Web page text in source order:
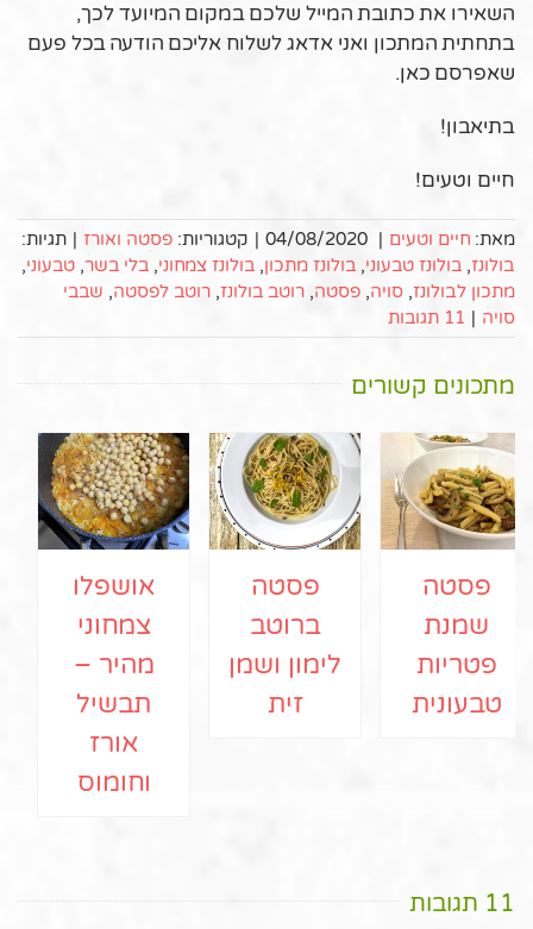
השאירו את כתובת המייל שלכם במקום המיועד לכך,
בתחתית המתכון ואני אדאג לשלוח אליכם הודעה בכל פעם
שאפרסם כאן.
בתיאבון!
חיים וטעים!
מאת: חיים וטעים |
04/08/2020
| קטגוריות: פסטה ואורז | תגיות:
בולונז, בולונז טבעוני, בולונז מתכון, בולונז צמחוני, בלי בשר, טבעוני,
מתכון לבולונז, סויה, פסטה, רוטב בולונז, רוטב לפסטה, שבבי
סויה | 11 תגובות
מתכונים קשורים
אושפלו
צמחוני
מהיר –
תבשיל
אורז
וחומוס
פסטה
ברוטב
לימון ושמן
זית
פסטה
שמנת
פטריות
טבעונית
11 תגובות